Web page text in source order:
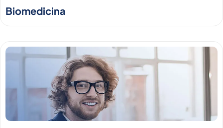
Biomedicina